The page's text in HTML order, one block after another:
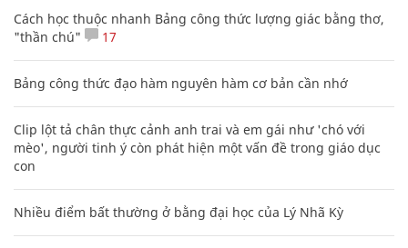
Cách học thuộc nhanh Bảng công thức lượng giác bằng thơ,
"thần chú"
17
Bảng công thức đạo hàm nguyên hàm cơ bản cần nhớ
Clip lột tả chân thực cảnh anh trai và em gái như 'chó với
mèo', người tinh ý còn phát hiện một vấn đề trong giáo dục
con
Nhiều điểm bất thường ở bằng đại học của Lý Nhã Kỳ